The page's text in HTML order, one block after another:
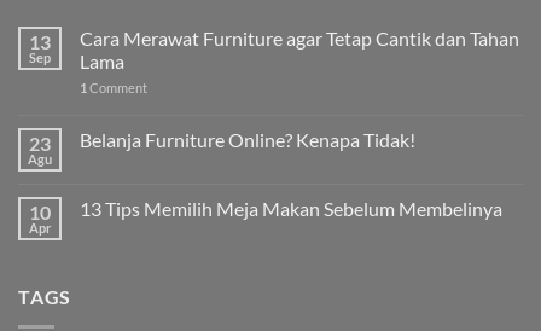
13
Sep
Cara Merawat Furniture agar Tetap Cantik dan Tahan
Lama
1 Comment
23
Agu
Belanja Furniture Online? Kenapa Tidak!
10
Apr
13 Tips Memilih Meja Makan Sebelum Membelinya
TAGS